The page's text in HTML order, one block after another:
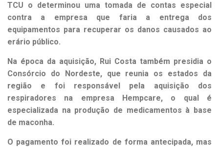
TCU o determinou uma tomada de contas especial
contra a empresa que faria a entrega dos
equipamentos para recuperar os danos causados ao
erário público.
Na época da aquisição, Rui Costa também presidia o
Consórcio do Nordeste, que reunia os estados da
região e foi responsável pela aquisição dos
respiradores na empresa Hempcare, o qual é
especializada na produção de medicamentos à base
de maconha.
O pagamento foi realizado de forma antecipada, mas